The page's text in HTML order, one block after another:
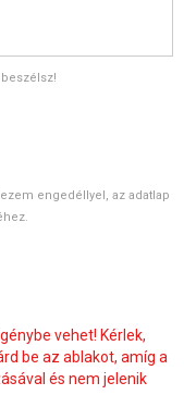
engedéllyel, az adatlap
vehet! Kérlek,
be az ablakot, amíg a
és nem jelenik